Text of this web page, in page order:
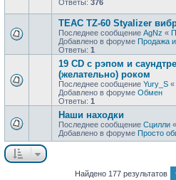
Ответы: 376
TEAC TZ-60 Styalizer
Последнее сообщение AgNz «
Добавлено в форуме Продажа
Ответы: 1
19 CD с рэпом и
(желательно) роком
Последнее сообщение Yury_S «
Добавлено в форуме Обмен
Ответы: 1
Наши находки
Последнее сообщение Сцилли «
Добавлено в форуме Просто
Найдено 177 результатов